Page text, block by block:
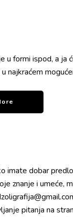
u formi ispod, a ja
najkraćem
imate dobar
znanje i umeće,
pitanja na